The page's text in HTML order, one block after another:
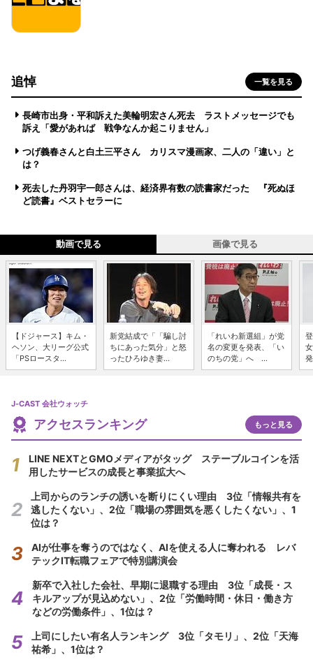
追悼 一覧を見る
長崎市出身・平和訴えた美輪明宏さん死去 ラストメッセージでも
訴え「愛があれば 戦争なんか起こりません」
つげ義春さんと白土三平さん カリスマ漫画家、二人の「違い」と
は？
死去した丹羽宇一郎さんは、経済界有数の読書家だった 『死ぬほ
ど読書』ベストセラーに
動画で見る 画像で見る
【ドジャース】キム・
ヘソン、大リーグ公式
「PSロースタ...
新党結成で「「騙し討
ちにあった気分」と怒
ったひろゆき妻...
「れいわ新選組」が党
名の変更を発表、「い
のちの党」へ ...
J-CAST 会社ウォッチ
アクセスランキング もっと見る
LINE NEXTとGMOメディアがタッグ ステーブルコインを活
用したサービスの成長と事業拡大へ
上司からのランチの誘いを断りにくい理由 3位「情報共有を
逃したくない」、2位「職場の雰囲気を悪くしたくない」、1
位は？
AIが仕事を奪うのではなく、AIを使える人に奪われる レバ
テックIT転職フェアで特別講演会
新卒で入社した会社、早期に退職する理由 3位「成長・ス
キルアップが見込めない」、2位「労働時間・休日・働き方
などの労働条件」、1位は？
上司にしたい有名人ランキング 3位「タモリ」、2位「天海
祐希」、1位は？